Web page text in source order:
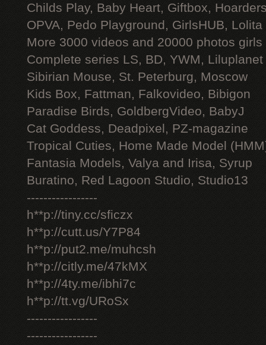
Childs Play, Baby Heart, Giftbox,
OPVA, Pedo Playground, GirlsHUB, Lolita
More 3000 videos and 20000 photos
Complete series LS, BD, YWM, Liluplanet
Sibirian Mouse, St. Peterburg, Moscow
Kids Box, Fattman, Falkovideo, Bibigon
Paradise Birds, GoldbergVideo, BabyJ
Cat Goddess, Deadpixel, PZ-magazine
Tropical Cuties, Home Made Model
Fantasia Models, Valya and Irisa, Syrup
Buratino, Red Lagoon Studio, Studio13
-----------------
h**p://tiny.cc/sficzx
h**p://cutt.us/Y7P84
h**p://put2.me/muhcsh
h**p://citly.me/47kMX
h**p://4ty.me/ibhi7c
h**p://tt.vg/URoSx
-----------------
-----------------